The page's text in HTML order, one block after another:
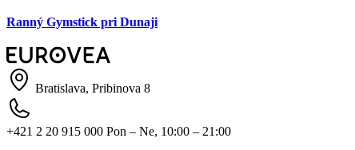
Ranný Gymstick pri Dunaji
Bratislava, Pribinova 8
+421 2 20 915 000 Pon – Ne, 10:00 – 21:00